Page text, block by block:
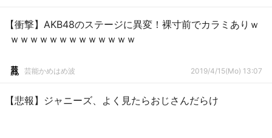
【衝撃】AKB48のステージに異変！裸寸前でカラミありｗ
ｗｗｗｗｗｗｗｗｗｗｗｗｗ
芸能かめはめ波 2019/4/15(Mo) 13:07
【悲報】ジャニーズ、よく見たらおじさんだらけ